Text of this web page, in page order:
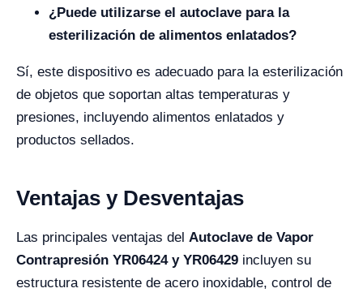
¿Puede utilizarse el autoclave para la
esterilización de alimentos enlatados?
Sí, este dispositivo es adecuado para la esterilización
de objetos que soportan altas temperaturas y
presiones, incluyendo alimentos enlatados y
productos sellados.
Ventajas y Desventajas
Las principales ventajas del Autoclave de Vapor
Contrapresión YR06424 y YR06429 incluyen su
estructura resistente de acero inoxidable, control de